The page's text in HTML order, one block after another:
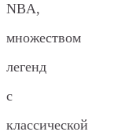
NBA,
множеством
легенд
с
классической